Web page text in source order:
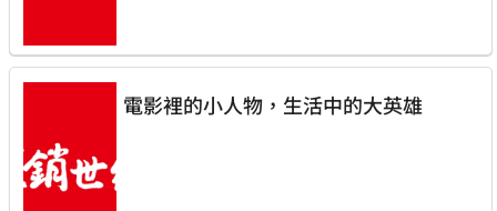
電影裡的小人物，生活中的大英雄